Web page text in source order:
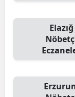
Elazığ